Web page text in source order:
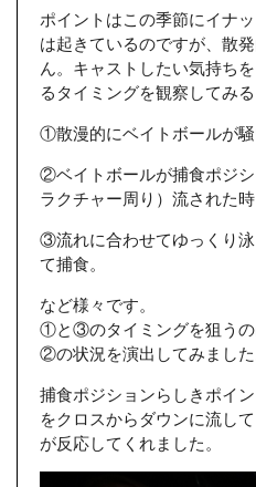
ポイントはこの季節にイナ
は起きているのですが、散
ん。キャストしたい気持ち
るタイミングを観察してみる
①散漫的にベイトボールが
②ベイトボールが捕食ポジ
ラクチャー周り）流された時
③流れに合わせてゆっくり
て捕食。
など様々です。
①と③のタイミングを狙うの
②の状況を演出してみました
捕食ポジションらしきポイ
をクロスからダウンに流し
が反応してくれました。